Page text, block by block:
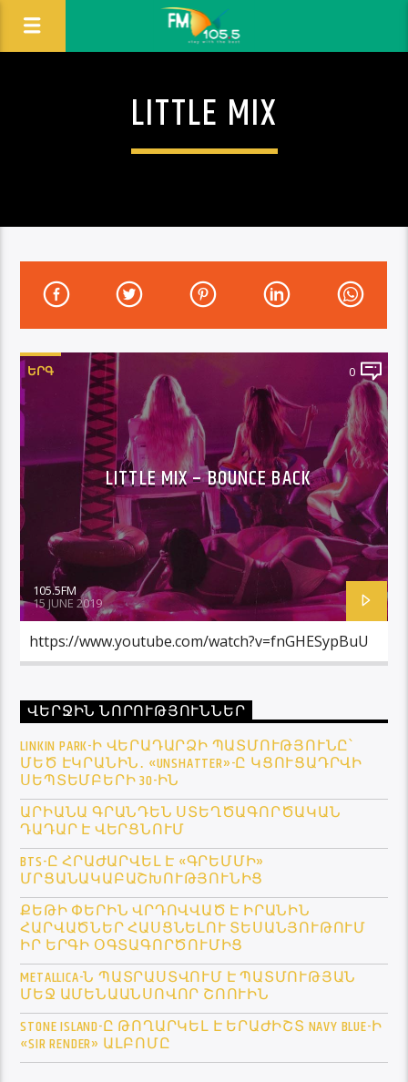
LITTLE MIX
ԵՐԳ 0
LITTLE MIX – BOUNCE BACK
105.5FM
15 JUNE 2019
https://www.youtube.com/watch?v=fnGHESypBuU
ՎԵՐՋԻՆ ՆՈՐՈՒԹՅՈՒՆՆԵՐ
LINKIN PARK-Ի ՎԵՐԱԴԱՐՁԻ ՊԱՏՄՈՒԹՅՈՒՆԸ՝
ՄԵԾ ԷԿՐԱՆԻՆ․ «UNSHATTER»-Ը ԿՑՈՒՑԱԴՐՎԻ
ՍԵՊՏԵՄԲԵՐԻ 30-ԻՆ
ԱՐԻԱՆԱ ԳՐԱՆԴԵՆ ՍՏԵՂԾԱԳՈՐԾԱԿԱՆ
ԴԱԴԱՐ Է ՎԵՐՑՆՈՒՄ
BTS-Ը ՀՐԱԺԱՐՎԵԼ Է «ԳՐԵՄՄԻ»
ՄՐՑԱՆԱԿԱԲԱՇԽՈՒԹՅՈՒՆԻՑ
ՔԵԹԻ ՓԵՐԻՆ ՎՐԴՈՎՎԱԾ Է ԻՐԱՆԻՆ
ՀԱՐՎԱԾՆԵՐ ՀԱՍՑՆԵԼՈՒ ՏԵՍԱՆՅՈՒԹՈՒՄ
ԻՐ ԵՐԳԻ ՕԳՏԱԳՈՐԾՈՒՄԻՑ
METALLICA-Ն ՊԱՏՐԱՍՏՎՈՒՄ Է ՊԱՏՄՈՒԹՅԱՆ
ՄԵՋ ԱՄԵՆԱԱՆՍՈՎՈՐ ՇՈՈՒԻՆ
STONE ISLAND-Ը ԹՈՂԱՐԿԵԼ Է ԵՐԱԺԻՇՏ NAVY BLUE-Ի
«SIR RENDER» ԱԼԲՈՄԸ